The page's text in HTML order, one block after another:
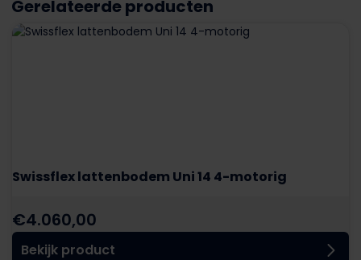
Gerelateerde producten
Swissflex lattenbodem Uni 14 4-motorig
€4.060,00
Bekijk product